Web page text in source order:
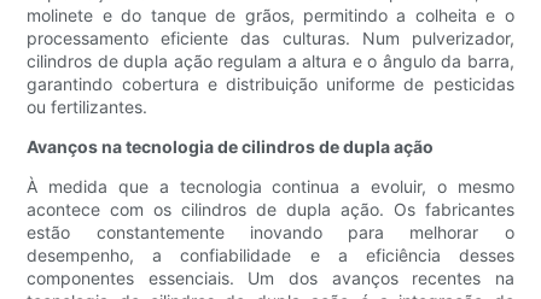
molinete e do tanque de grãos, permitindo a colheita e o
processamento eficiente das culturas. Num pulverizador,
cilindros de dupla ação regulam a altura e o ângulo da barra,
garantindo cobertura e distribuição uniforme de pesticidas
ou fertilizantes.
Avanços na tecnologia de cilindros de dupla ação
À medida que a tecnologia continua a evoluir, o mesmo
acontece com os cilindros de dupla ação. Os fabricantes
estão constantemente inovando para melhorar o
desempenho, a confiabilidade e a eficiência desses
componentes essenciais. Um dos avanços recentes na